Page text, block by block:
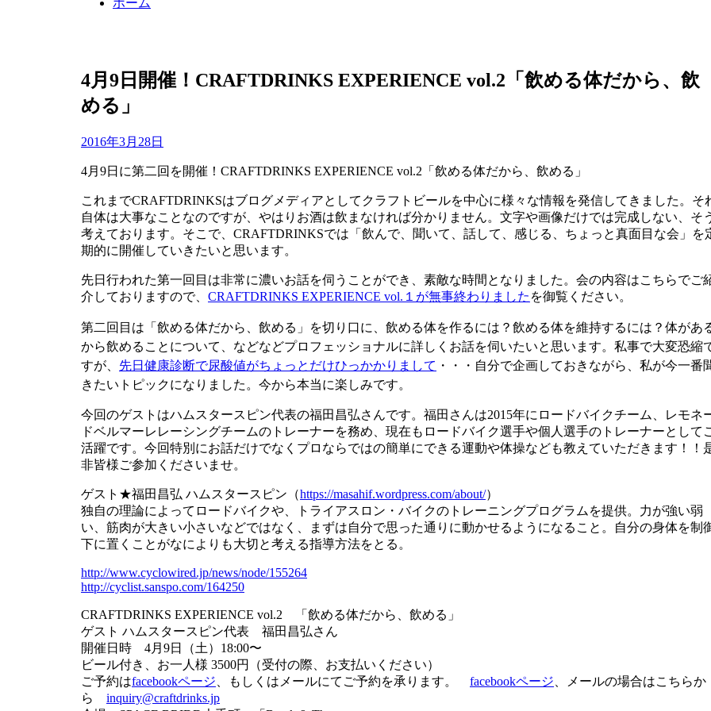
ホーム
4月9日開催！CRAFTDRINKS EXPERIENCE vol.2「飲める体だから、飲
める」
投稿者master
投
日:
2016年3月28日
4月9日に第二回を開催！CRAFTDRINKS EXPERIENCE vol.2「飲める体だから、飲める」
これまでCRAFTDRINKSはブログメディアとして クラフトビールを中心に様々な情報を発信してきました。 そ
自体は大事なことなのですが、やはりお酒は飲まなければ分かりません。文字や画像だけでは完成しない、そ
考えております。そこで、CRAFTDRINKSでは「 飲んで、聞いて、話して、感じる、ちょっと真面目な会」
を
期的に開催していきたいと思います。
先日行われた第一回目は非常に濃いお話を伺うことができ、素敵な時間となりました。会の内容はこちらでご
介しておりますので、 CRAFTDRINKS EXPERIENCE vol.１が無事終わりました を御覧ください。
第二回目は「飲める体だから、飲める」を切り口に、飲める体を作るには？飲める体を維持するには？体があ
から飲めることについて、などなどプロフェッショナルに詳し くお話を伺いたいと思います。私事で大変恐縮
すが、 先日健康診断で尿酸値がちょっとだけひっかかりまして ・・・自分で企画しておきながら、私が今一番
きたいトピックになりました。今から本当に楽しみです。
今回のゲストはハムスタースピン代表の福田昌弘さんです。福田さんは2015年にロードバイクチーム、レモネ
ドベルマーレレーシングチームのトレーナーを務め、現在 もロードバイク選手や個人選手のトレーナーとして
活躍です。今回特別にお話だけでなくプロならではの簡単にできる運動や体操なども教えていただきます！！
非皆様ご参加くださいませ。
ゲスト★福田昌弘 ハムスタースピン（https://masahif.wordpress.com/about/）
独自の理論によってロードバイクや、トライアスロン・バイクのトレーニングプログラムを提供。力が強い弱
い、筋肉が大きい小さいなどではなく、まずは自分で思った通り に動かせるようになること。自分の身体を制
下に置くこ とがなによりも大切と考える指導方法をとる。
http://www.cyclowired.jp/news/node/155264
http://cyclist.sanspo.com/164250
CRAFTDRINKS EXPERIENCE vol.2 「飲める体だから、飲める」
ゲスト ハムスタースピン代表 福田昌弘さん
開催日時 4月9日（土）18:00〜
ビール付き、お一人様 3500円（受付の際、お支払いください）
ご予約はfacebookページ 、もしくはメールにてご予約を承ります。 facebookページ 、メールの場合はこちらか
ら inquiry@craftdrinks.jp